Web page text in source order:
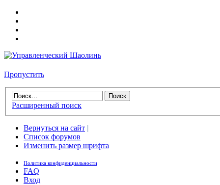
Пропустить
Расширенный поиск
Вернуться на сайт |
Список форумов
Изменить размер шрифта
Политика конфиденциальности
FAQ
Вход